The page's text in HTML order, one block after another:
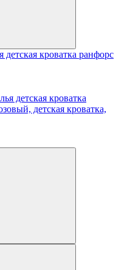
детская кроватка ранфорс